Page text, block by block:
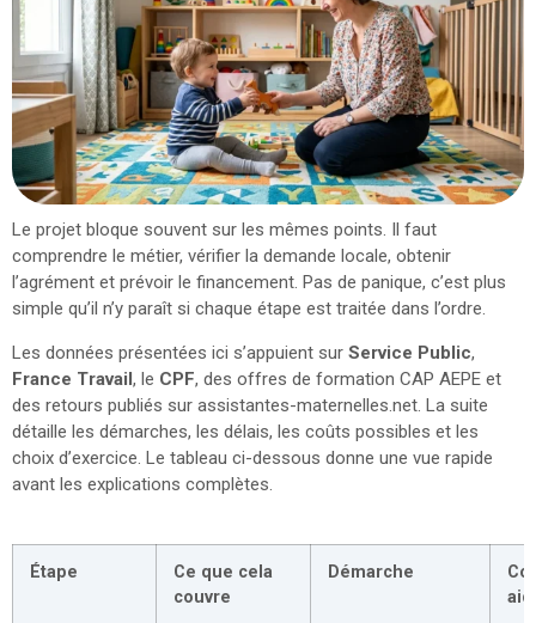
Le projet bloque souvent sur les mêmes points. Il faut
comprendre le métier, vérifier la demande locale, obtenir
l’agrément et prévoir le financement. Pas de panique, c’est plus
simple qu’il n’y paraît si chaque étape est traitée dans l’ordre.
Les données présentées ici s’appuient sur Service Public,
France Travail, le CPF, des offres de formation CAP AEPE et
des retours publiés sur assistantes-maternelles.net. La suite
détaille les démarches, les délais, les coûts possibles et les
choix d’exercice. Le tableau ci-dessous donne une vue rapide
avant les explications complètes.
Étape
Ce que cela
couvre
Démarche